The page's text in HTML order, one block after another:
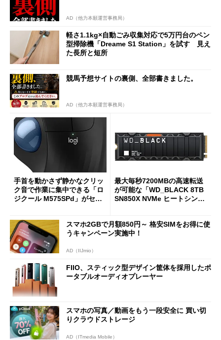
AD（他力本願運営事務局）
軽さ1.1kg×自動ごみ収集対応で5万円台のペン
型掃除機「Dreame S1 Station」を試す 見え
た長所と短所
競馬予想サイトの裏側、全部書きました。
AD（他力本願運営事務局）
手首を動かさず静かなクリッ
ク音で作業に集中できる「ロ
ジクール M575SPd」がセー
最大毎秒7200MBの高速転送
が可能な「WD_BLACK 8TB
SN850X NVMe ヒートシンク
スマホ2GBで月額850円～ 格安SIMをお得に使
うキャンペーン実施中！
AD（IIJmio）
FIIO、スティック型デザイン筐体を採用したポ
ータブルオーディオプレーヤー
スマホの写真／動画をもう一段安全に 買い切
りクラウドストレージ
AD（ITmedia Mobile）